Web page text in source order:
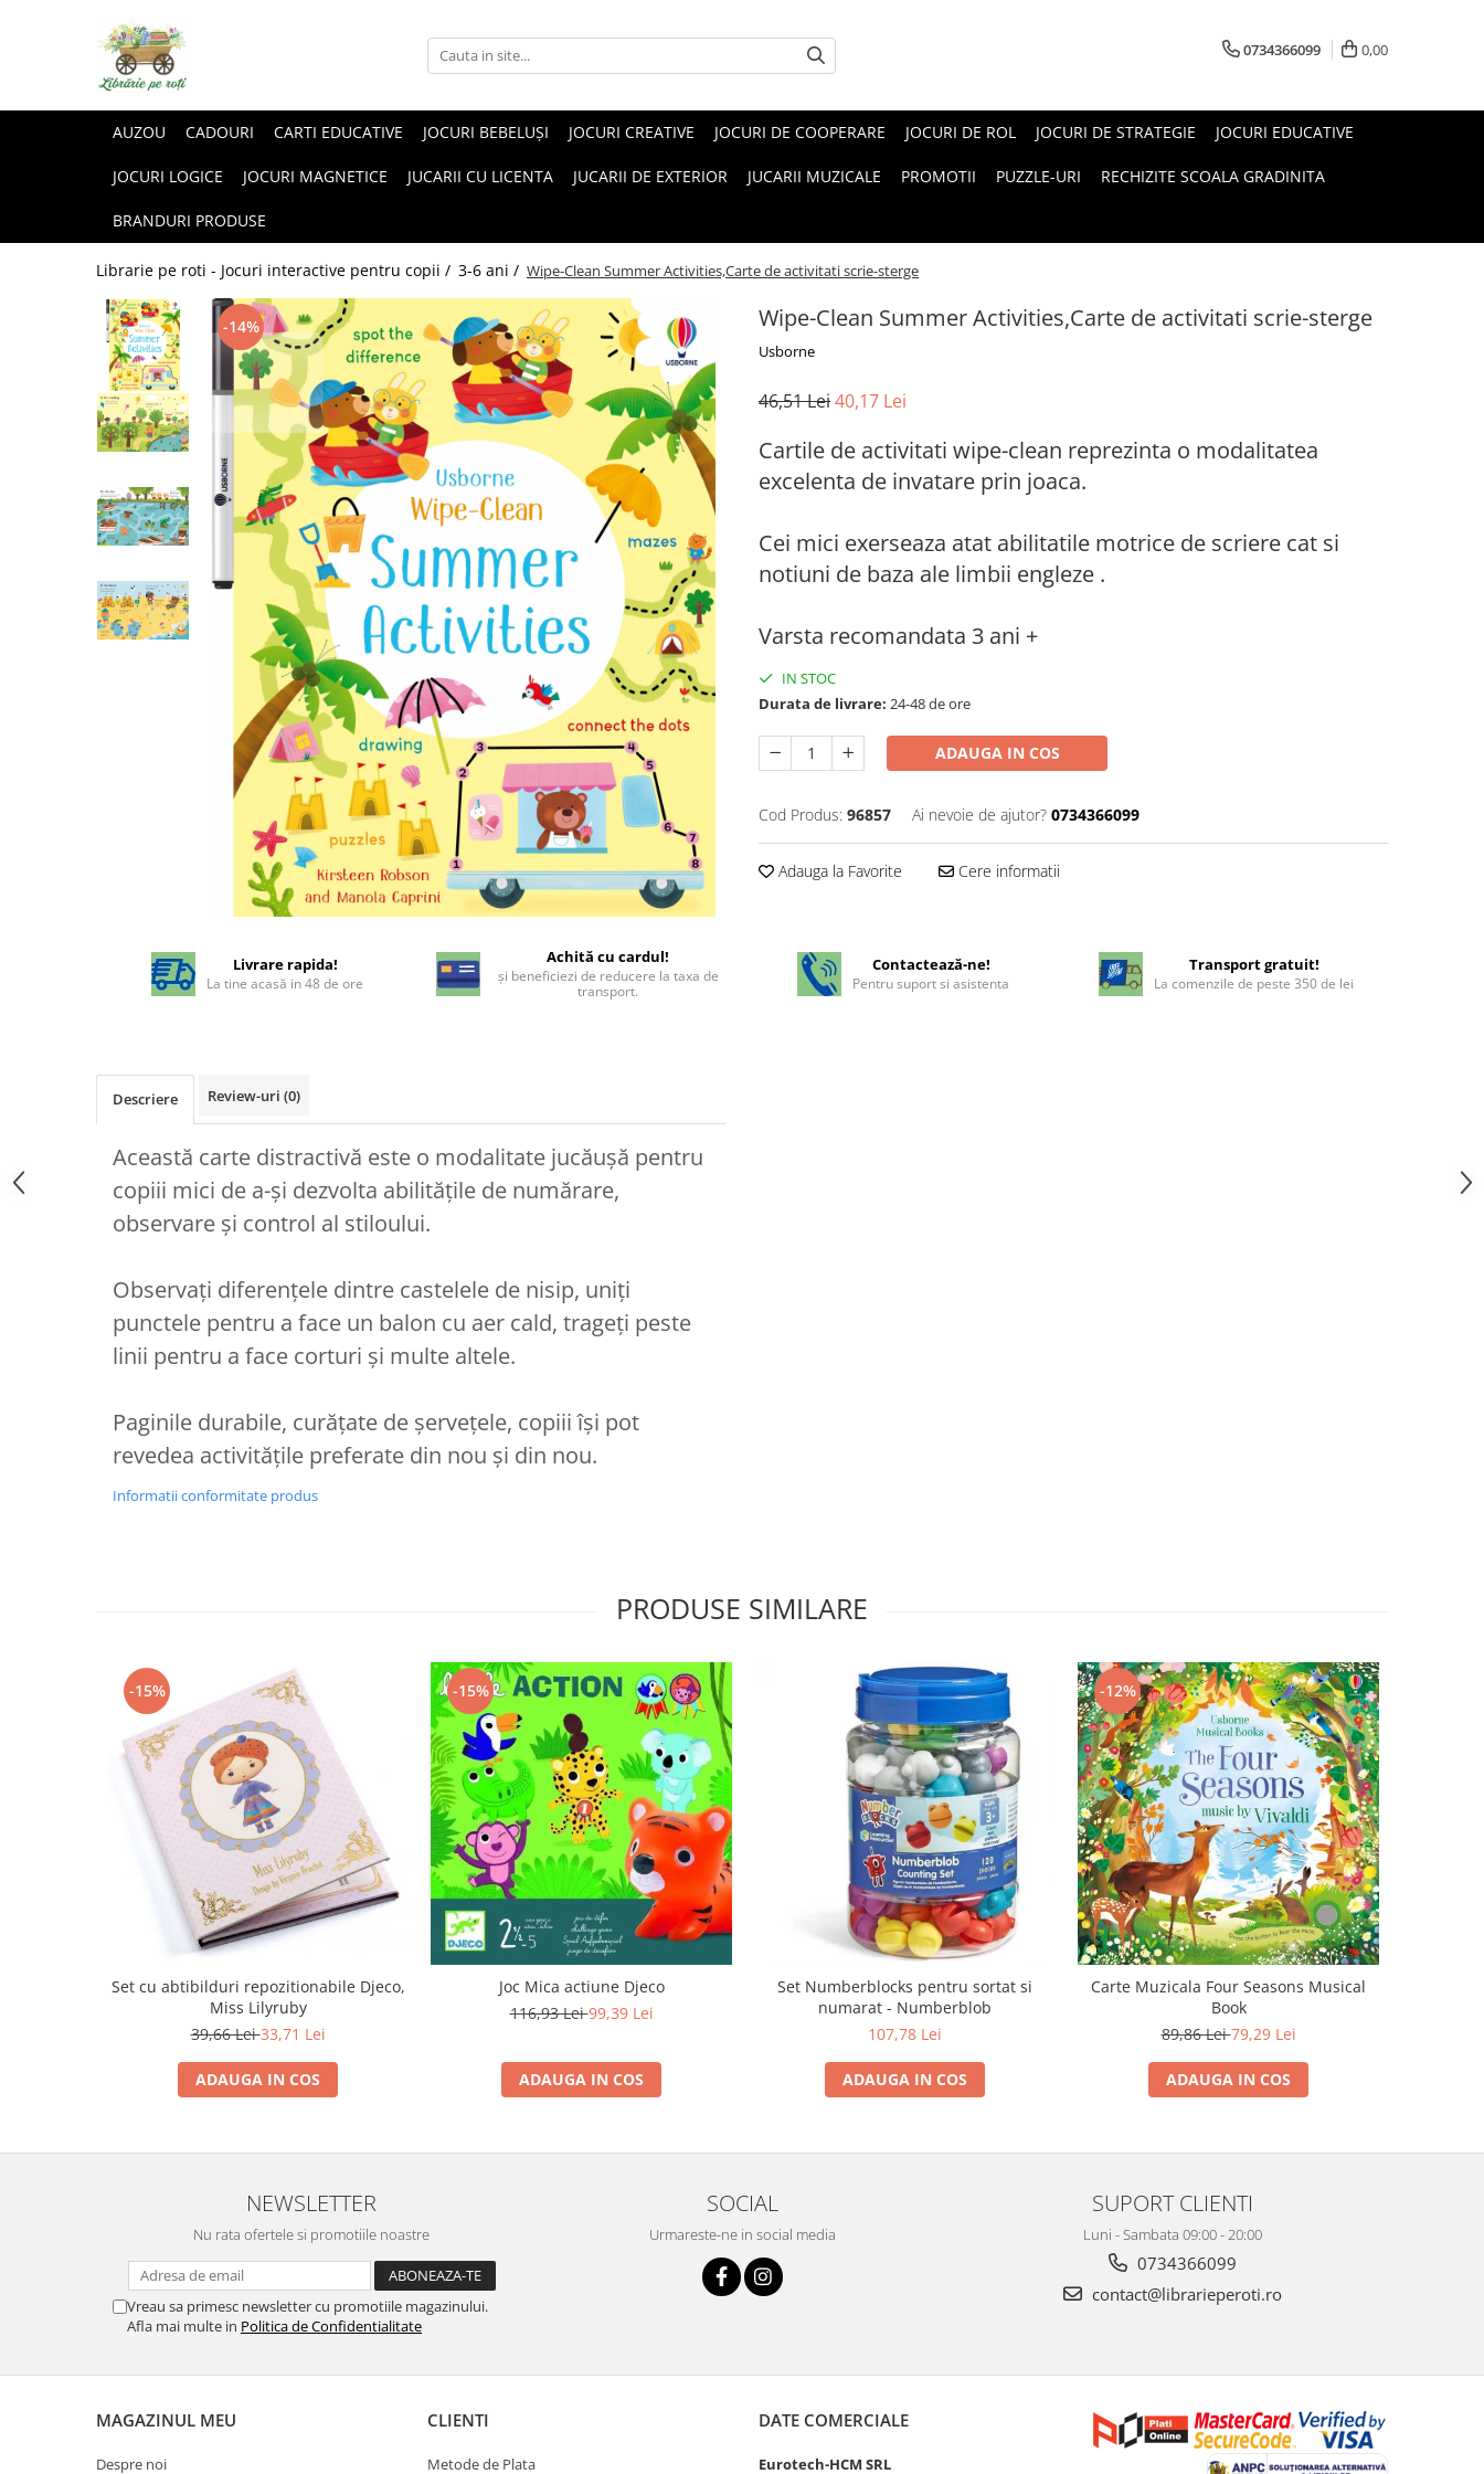
0734366099 0,00
AUZOU CADOURI CARTI EDUCATIVE JOCURI BEBELUŞI JOCURI CREATIVE JOCURI DE COOPERARE JOCURI DE ROL JOCURI DE STRATEGIE JOCURI EDUCATIVE
JOCURI LOGICE JOCURI MAGNETICE JUCARII CU LICENTA JUCARII DE EXTERIOR JUCARII MUZICALE PROMOTII PUZZLE-URI RECHIZITE SCOALA GRADINITA
BRANDURI PRODUSE
Librarie pe roti - Jocuri interactive pentru copii / 3-6 ani / Wipe-Clean Summer Activities,Carte de activitati scrie-sterge
Wipe-Clean Summer Activities,Carte de activitati scrie-sterge
Usborne
-14%
46,51 Lei40,17 Lei
Cartile de activitati wipe-clean reprezinta o modalitatea
excelenta de invatare prin joaca.
Cei mici exerseaza atat abilitatile motrice de scriere cat si
notiuni de baza ale limbii engleze .
Varsta recomandata 3 ani +
IN STOC
Durata de livrare: 24-48 de ore
ADAUGA IN COS
Cod Produs: 96857 Ai nevoie de ajutor? 0734366099
Adauga la Favorite Cere informatii
Livrare rapida!
La tine acasă in 48 de ore
Achită cu cardul!
şi beneficiezi de reducere la taxa de
transport.
Contactează-ne!
Pentru suport si asistenta
Transport gratuit!
La comenzile de peste 350 de lei
Descriere Review-uri (0)
Această carte distractivă este o modalitate jucăușă pentru
copiii mici de a-și dezvolta abilitățile de numărare,
observare și control al stiloului.
Observați diferențele dintre castelele de nisip, uniți
punctele pentru a face un balon cu aer cald, trageți peste
linii pentru a face corturi și multe altele.
Paginile durabile, curățate de șervețele, copiii își pot
revedea activitățile preferate din nou și din nou.
Informatii conformitate produs
PRODUSE SIMILARE
-15%
Set cu abtibilduri repozitionabile Djeco,
Miss Lilyruby
39,66 Lei33,71 Lei
ADAUGA IN COS
-15%
Joc Mica actiune Djeco
116,93 Lei99,39 Lei
ADAUGA IN COS
Set Numberblocks pentru sortat si
numarat - Numberblob
107,78 Lei
ADAUGA IN COS
-12%
Carte Muzicala Four Seasons Musical
Book
89,86 Lei79,29 Lei
ADAUGA IN COS
NEWSLETTER
Nu rata ofertele si promotiile noastre
Vreau sa primesc newsletter cu promotiile magazinului.
Afla mai multe in Politica de Confidentialitate
SOCIAL
Urmareste-ne in social media
SUPORT CLIENTI
Luni - Sambata 09:00 - 20:00
0734366099
contact@librarieperoti.ro
MAGAZINUL MEU
Despre noi
CLIENTI
Metode de Plata
DATE COMERCIALE
Eurotech-HCM SRL